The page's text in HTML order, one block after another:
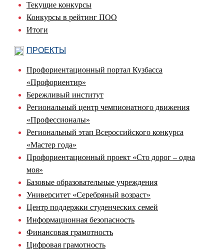
Текущие конкурсы
Конкурсы в рейтинг ПОО
Итоги
ПРОЕКТЫ
Профориентационный портал Кузбасса
«Профориентир»
Бережливый институт
Региональный центр чемпионатного движения
«Профессионалы»
Региональный этап Всероссийского конкурса
«Мастер года»
Профориентационный проект «Сто дорог – одна
моя»
Базовые образовательные учреждения
Университет «Серебряный возраст»
Центр поддержки студенческих семей
Информационная безопасность
Финансовая грамотность
Цифровая грамотность